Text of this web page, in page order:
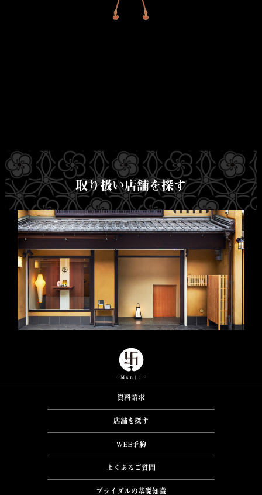
取り扱い店舗を探す
資料請求
店舗を探す
WEB予約
よくあるご質問
ブライダルの基礎知識